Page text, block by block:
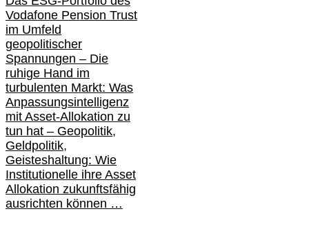
Vodafone Pension Trust
im Umfeld
geopolitischer
Spannungen – Die
ruhige Hand im
turbulenten Markt: Was
Anpassungsintelligenz
mit Asset-Allokation zu
tun hat – Geopolitik,
Geldpolitik,
Geisteshaltung: Wie
Institutionelle ihre Asset
Allokation zukunftsfähig
ausrichten können …